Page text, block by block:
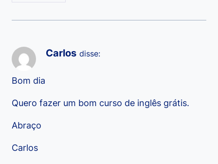
Carlos disse:
Bom dia
Quero fazer um bom curso de inglês grátis.
Abraço
Carlos